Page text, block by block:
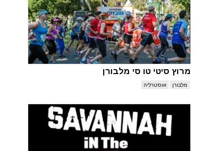
מרוץ סיטי טו סי מלבורן
מלבורן אוסטרליה